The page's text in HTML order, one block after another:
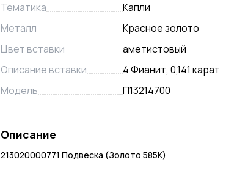
Тематика
Капли
Металл
Красное золото
Цвет вставки
аметистовый
Описание вставки
4 Фианит, 0,141 карат
Модель
П13214700
Описание
213020000771 Подвеска (Золото 585К)